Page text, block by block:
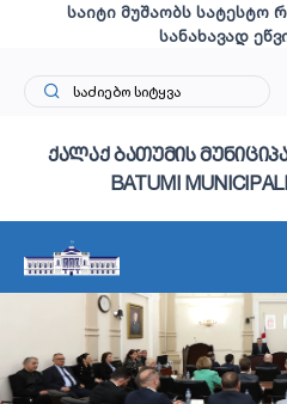
საიტი მუშაობს სატესტო
სანახავად
ქალაქ ბათუმის
BATUMI